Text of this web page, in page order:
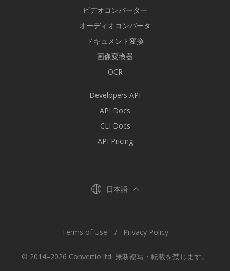
ビデオコンバーター
オーディオコンバータ
ドキュメント変換
画像変換器
OCR
Developers API
API Docs
CLI Docs
API Pricing
日本語
© 2014–2026 Convertio ltd. 無断複写・転載を禁じます。
Terms of Use Privacy Policy